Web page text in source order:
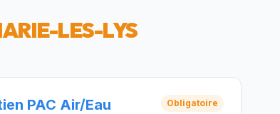
LES-LYS
PAC Air/Eau Obligatoire